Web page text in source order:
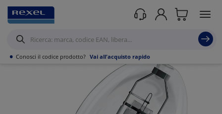
• Conosci il codice prodotto? Vai all'acquisto rapido
Prodotti /Illuminazione Sorgenti luminose e strisce led /Lampade a scarica/